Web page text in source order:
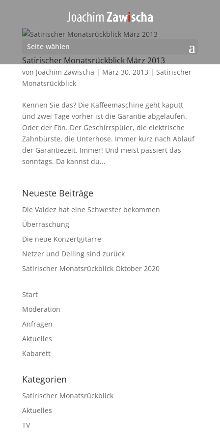
Seite wählen
Satirischer Monatsrückblick März 2013
von Joachim Zawischa | März 30, 2013 | Satirischer
Monatsrückblick
Kennen Sie das? Die Kaffeemaschine geht kaputt
und zwei Tage vorher ist die Garantie abgelaufen.
Oder der Fön. Der Geschirrspüler, die elektrische
Zahnbürste, die Unterhose. Immer kurz nach Ablauf
der Garantiezeit. Immer! Und meist passiert das
sonntags. Da kannst du...
Neueste Beiträge
Die Valdez hat eine Schwester bekommen
Überraschung
Die neue Konzertgitarre
Netzer und Delling sind zurück
Satirischer Monatsrückblick Oktober 2020
Start
Moderation
Anfragen
Aktuelles
Kabarett
Kategorien
Satirischer Monatsrückblick
Aktuelles
TV